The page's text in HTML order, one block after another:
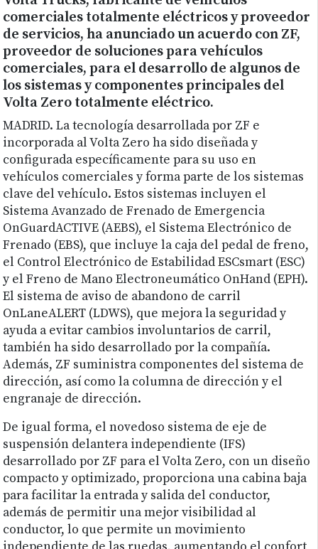
comerciales totalmente eléctricos y proveedor
de servicios, ha anunciado un acuerdo con ZF,
proveedor de soluciones para vehículos
comerciales, para el desarrollo de algunos de
los sistemas y componentes principales del
Volta Zero totalmente eléctrico.
MADRID. La tecnología desarrollada por ZF e
incorporada al Volta Zero ha sido diseñada y
configurada específicamente para su uso en
vehículos comerciales y forma parte de los sistemas
clave del vehículo. Estos sistemas incluyen el
Sistema Avanzado de Frenado de Emergencia
OnGuardACTIVE (AEBS), el Sistema Electrónico de
Frenado (EBS), que incluye la caja del pedal de freno,
el Control Electrónico de Estabilidad ESCsmart (ESC)
y el Freno de Mano Electroneumático OnHand (EPH).
El sistema de aviso de abandono de carril
OnLaneALERT (LDWS), que mejora la seguridad y
ayuda a evitar cambios involuntarios de carril,
también ha sido desarrollado por la compañía.
Además, ZF suministra componentes del sistema de
dirección, así como la columna de dirección y el
engranaje de dirección.
De igual forma, el novedoso sistema de eje de
suspensión delantera independiente (IFS)
desarrollado por ZF para el Volta Zero, con un diseño
compacto y optimizado, proporciona una cabina baja
para facilitar la entrada y salida del conductor,
además de permitir una mejor visibilidad al
conductor, lo que permite un movimiento